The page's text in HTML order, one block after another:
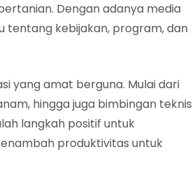
Dengan adanya media
kebijakan, program, dan
yang amat berguna. Mulai dari
hingga juga bimbingan teknis
langkah positif untuk
produktivitas untuk